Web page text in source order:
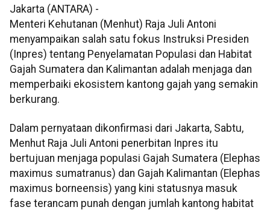
Jakarta (ANTARA) -
Menteri Kehutanan (Menhut) Raja Juli Antoni
menyampaikan salah satu fokus Instruksi Presiden
(Inpres) tentang Penyelamatan Populasi dan Habitat
Gajah Sumatera dan Kalimantan adalah menjaga dan
memperbaiki ekosistem kantong gajah yang semakin
berkurang.
Dalam pernyataan dikonfirmasi dari Jakarta, Sabtu,
Menhut Raja Juli Antoni penerbitan Inpres itu
bertujuan menjaga populasi Gajah Sumatera (Elephas
maximus sumatranus) dan Gajah Kalimantan (Elephas
maximus borneensis) yang kini statusnya masuk
fase terancam punah dengan jumlah kantong habitat